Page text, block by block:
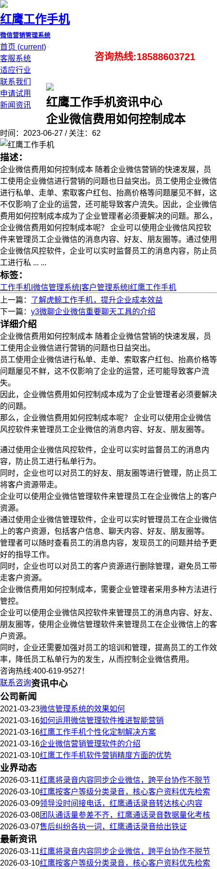
红鹰工作手机
微信营销管理系统
首页 (current)
客服系统
适应行业
联系我们
申请试用
新闻资讯
咨询热线:18588603721
红鹰工作手机资讯中心
企业微信费用如何控制成本
时间：2023-06-27 / 关注：62
描述：
企业微信费用如何控制成本 随着企业微信营销的快速发展，员
工使用企业微信进行营销的问题也日益突出。员工使用企业微信
进行私单、走单、索取客户红包、抬高价格等问题屡见不鲜，这
不仅影响了企业的运营，还可能导致客户流失。因此，企业微信
费用如何控制成本成为了企业管理者必须要解决的问题。那么，
企业微信费用如何控制成本呢？ 企业可以使用企业微信风控软
件来管理员工企业微信的消息内容、好友、朋友圈等。通过使用
企业微信风控软件，企业可以实时监督员工的消息内容，防止员
工进行私 ... ...
标签：
工作手机 微信管理系统 客户管理系统 红鹰工作手机
上一篇： 了解虎鲸工作手机，提升企业成本效益
下一篇： y3微聊企业微信重要聊天工具的介绍
详细介绍
企业微信费用如何控制成本 随着企业微信营销的快速发展，员
工使用企业微信进行营销的问题也日益突出。
员工使用企业微信进行私单、走单、索取客户红包、抬高价格等
问题屡见不鲜，这不仅影响了企业的运营，还可能导致客户流
失。
因此，企业微信费用如何控制成本成为了企业管理者必须要解决
的问题。
那么，企业微信费用如何控制成本呢？ 企业可以使用企业微信
风控软件来管理员工企业微信的消息内容、好友、朋友圈等。
通过使用企业微信风控软件，企业可以实时监督员工的消息内
容，防止员工进行私单行为。
同时，企业也可以对员工的好友、朋友圈等进行管理，防止员工
将客户资源带走。
企业可以使用企业微信管理软件来管理员工在企业微信上的客户
资源。
通过使用企业微信管理软件，企业可以实时管理员工在企业微信
上的客户资源，包括客户信息、聊天内容、好友、朋友圈等。
管理者可以随时查看员工的消息内容，发现员工的问题并给予更
好的指导工作。
同时，企业也可以对员工的客户资源进行删除管理，避免员工带
走客户资源。
企业微信费用如何控制成本，需要企业管理者采用多种方法进行
管控。
企业可以使用企业微信风控软件来管理员工的消息内容、好友、
朋友圈等，使用企业微信管理软件来管理员工在企业微信上的客
户资源。
同时，企业还需要加强对员工的培训和管理，提高员工的工作效
率，降低员工私单行为的发生，从而控制企业微信费用。
咨询热线:400-619-9527！
联系咨询资讯中心
公司新闻
2021-03-23微信管理系统的效果如何
2021-03-16如何运用微信管理软件推进智能营销
2021-03-16红鹰工作手机个性化定制解决方案
2021-03-16企业微信营销管理软件的介绍
2021-03-10红鹰工作手机软件营销精度方面的优势
业界动态
2026-03-11红鹰将录音内容同步企业微信，跨平台协作不脱节
2026-03-10红鹰按客户等级分类录音，核心客户资料优先检索
2026-03-09领导没时间接电话，红鹰通话录音转达核心内容
2026-03-08团队通话量参差不齐，红鹰通话录音数据量化考核
2026-03-07售后纠纷各执一词，红鹰通话录音给出铁证
最新资讯
2026-03-11红鹰将录音内容同步企业微信，跨平台协作不脱节
2026-03-10红鹰按客户等级分类录音，核心客户资料优先检索